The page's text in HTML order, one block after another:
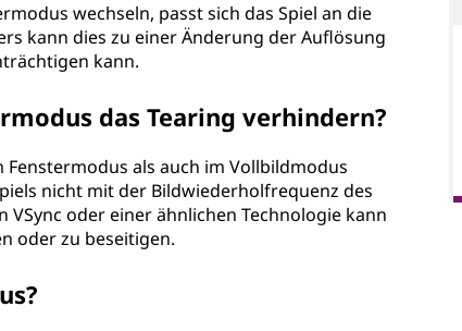
wechseln, passt sich das Spiel an die
kann dies zu einer Änderung der Auflösung
kann.
das Tearing verhindern?
als auch im Vollbildmodus
nicht mit der Bildwiederholfrequenz des
oder einer ähnlichen Technologie kann
oder zu beseitigen.